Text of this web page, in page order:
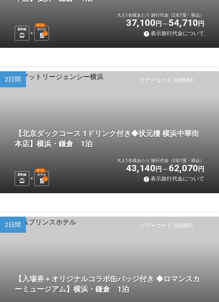
新幹線 ホテル
選べる
1 泊
大人1名様あたり 旅行代金（2名1室・税込）
37,100 円 54,710 円
表示旅行代金について
ツアーコード Q02BA3
2日間
【北京ダックコース 1ドリンク付き◆状元樓 横浜中華街
本店】横浜・鎌倉 1泊
新幹線 ホテル
選べる
1 泊
大人1名様あたり 旅行代金（2名1室・税込）
43,140 円 62,070 円
表示旅行代金について
ツアーコード Q02BE5
2日間
【入場券＋オリジナルコラボ缶バッジ付き ◆ロマンスカ
ーミュージアム】横浜・鎌倉 1泊